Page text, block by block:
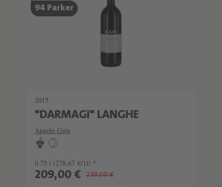
94 Parker
2015
"DARMAGI" LANGHE
Angelo Gaja
0.75 l (278,67 €/1l) *
209,00 € 239,00 €